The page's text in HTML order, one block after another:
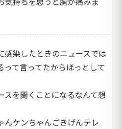
感染したときのニュースでは
って言ってたからほっとして
スを聞くことになるなんて想
んケンちゃんごきげんテレ